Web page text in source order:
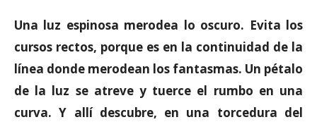
Una luz espinosa merodea lo oscuro. Evita los
cursos rectos, porque es en la continuidad de la
línea donde merodean los fantasmas. Un pétalo
de la luz se atreve y tuerce el rumbo en una
curva. Y allí descubre, en una torcedura del